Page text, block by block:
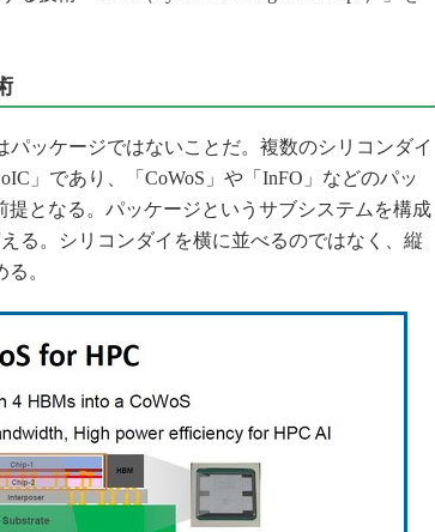
ッケージではないことだ。複数のシリコンダイ
」であり、「CoWoS」や「InFO」などのパッ
となる。パッケージというサブシステムを構成
る。シリコンダイを横に並べるのではなく、縦
。